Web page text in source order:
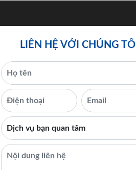
LIÊN HỆ VỚI CHÚNG TÔI